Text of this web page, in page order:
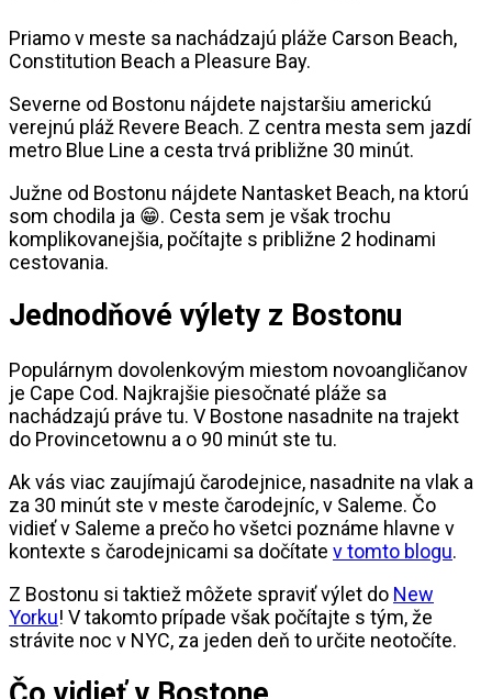
Priamo v meste sa nachádzajú pláže Carson Beach,
Constitution Beach a Pleasure Bay.
Severne od Bostonu nájdete najstaršiu americkú
verejnú pláž Revere Beach. Z centra mesta sem jazdí
metro Blue Line a cesta trvá približne 30 minút.
Južne od Bostonu nájdete Nantasket Beach, na ktorú
som chodila ja 😁. Cesta sem je však trochu
komplikovanejšia, počítajte s približne 2 hodinami
cestovania.
Jednodňové výlety z Bostonu
Populárnym dovolenkovým miestom novoangličanov
je Cape Cod. Najkrajšie piesočnaté pláže sa
nachádzajú práve tu. V Bostone nasadnite na trajekt
do Provincetownu a o 90 minút ste tu.
Ak vás viac zaujímajú čarodejnice, nasadnite na vlak a
za 30 minút ste v meste čarodejníc, v Saleme. Čo
vidieť v Saleme a prečo ho všetci poznáme hlavne v
kontexte s čarodejnicami sa dočítate v tomto blogu.
Z Bostonu si taktiež môžete spraviť výlet do New
Yorku! V takomto prípade však počítajte s tým, že
strávite noc v NYC, za jeden deň to určite neotočíte.